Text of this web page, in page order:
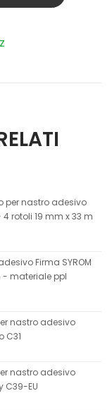
per nastro adesivo
rotoli 19 mm x 33 m
Firma SYROM
- materiale ppl
nastro adesivo
C31
nastro adesivo
C39-EU